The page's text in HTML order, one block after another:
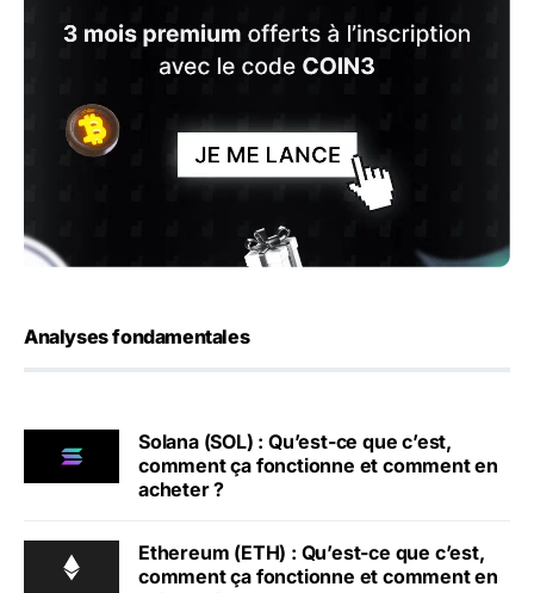
Analyses fondamentales
Solana (SOL) : Qu’est-ce que c’est,
comment ça fonctionne et comment en
acheter ?
Ethereum (ETH) : Qu’est-ce que c’est,
comment ça fonctionne et comment en